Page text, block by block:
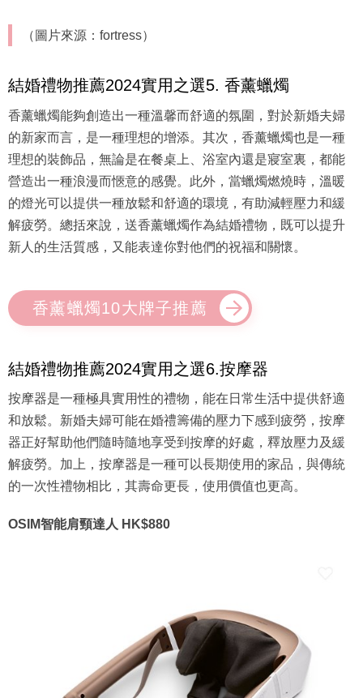
（圖片來源：fortress）
結婚禮物推薦2024實用之選5. 香薰蠟燭
香薰蠟燭能夠創造出一種溫馨而舒適的氛圍，對於新婚夫婦
的新家而言，是一種理想的增添。其次，香薰蠟燭也是一種
理想的裝飾品，無論是在餐桌上、浴室內還是寢室裏，都能
營造出一種浪漫而愜意的感覺。此外，當蠟燭燃燒時，溫暖
的燈光可以提供一種放鬆和舒適的環境，有助減輕壓力和緩
解疲勞。總括來說，送香薰蠟燭作為結婚禮物，既可以提升
新人的生活質感，又能表達你對他們的祝福和關懷。
香薰蠟燭10大牌子推薦
結婚禮物推薦2024實用之選6.按摩器
按摩器是一種極具實用性的禮物，能在日常生活中提供舒適
和放鬆。新婚夫婦可能在婚禮籌備的壓力下感到疲勞，按摩
器正好幫助他們隨時隨地享受到按摩的好處，釋放壓力及緩
解疲勞。加上，按摩器是一種可以長期使用的家品，與傳統
的一次性禮物相比，其壽命更長，使用價值也更高。
OSIM智能肩頸達人 HK$880